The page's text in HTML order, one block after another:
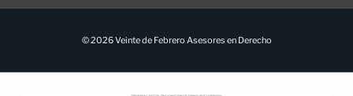
© 2026 Veinte de Febrero Asesores en Derecho